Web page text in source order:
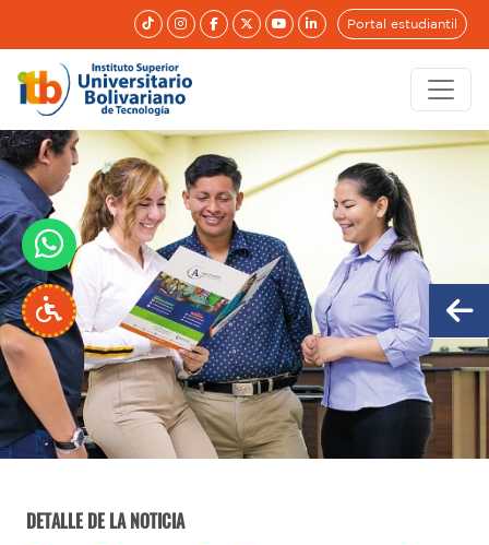
Portal estudiantil
DETALLE DE LA NOTICIA